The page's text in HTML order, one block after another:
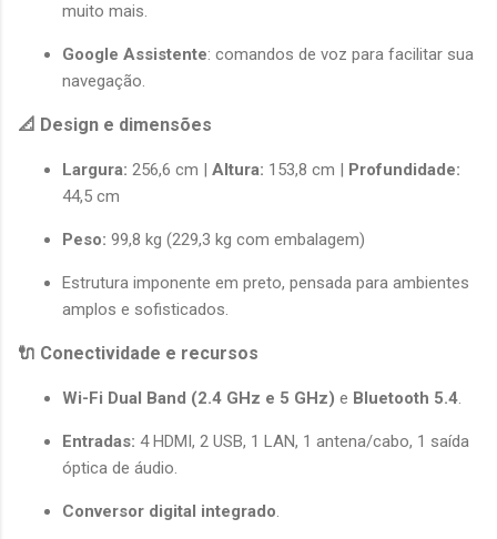
muito mais.
Google Assistente: comandos de voz para facilitar sua
navegação.
📐 Design e dimensões
Largura: 256,6 cm | Altura: 153,8 cm | Profundidade:
44,5 cm
Peso: 99,8 kg (229,3 kg com embalagem)
Estrutura imponente em preto, pensada para ambientes
amplos e sofisticados.
🔌 Conectividade e recursos
Wi-Fi Dual Band (2.4 GHz e 5 GHz) e Bluetooth 5.4.
Entradas: 4 HDMI, 2 USB, 1 LAN, 1 antena/cabo, 1 saída
óptica de áudio.
Conversor digital integrado.